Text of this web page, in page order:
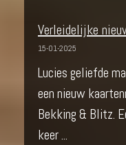
Verleidelijke
15-01-2025
Lucies geliefde
een nieuw
Bekking & Blitz.
keer ...